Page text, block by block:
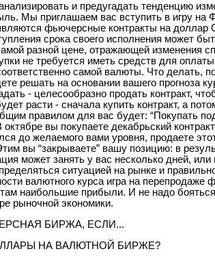
и предугадать тенденцию
Мы приглашаем вас вступить в
фьючерсные контракты на
срока своего исполнения может
разной цене, отражающей изменения
не требуется иметь средств для
самой валюты. Что делать,
решать на основании вашего прогноза
- целесообразно продать контракт,
расти - сначала купить контракт, а
правилом для вас будет: “Покупать
вы покупаете декабрьский
до желаемого вами уровня, продаете
вы “закрываете” вашу позицию: в
может занять у вас несколько дней, или
ситуацией на рынке и
валютного курса игра на перепродаже
наибольшие прибыли. И не надо
рыночной экономики.
БИРЖА, ЕСЛИ...
НА ВАЛЮТНОЙ БИРЖЕ?